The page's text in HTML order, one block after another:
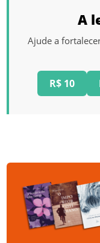
A
Ajude a
R$ 10